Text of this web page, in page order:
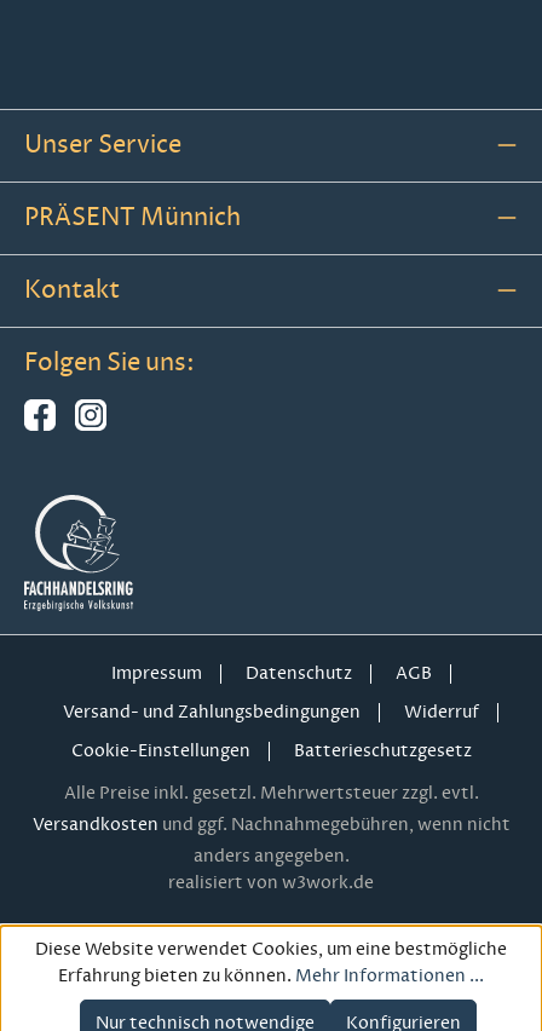
Unser Service
PRÄSENT Münnich
Kontakt
Folgen Sie uns:
Impressum Datenschutz
AGB
Versand- und Zahlungsbedingungen
Widerruf
Cookie-Einstellungen
Batterieschutzgesetz
Alle Preise inkl. gesetzl. Mehrwertsteuer zzgl. evtl.
Versandkosten und ggf. Nachnahmegebühren, wenn nicht
anders angegeben.
realisiert von w3work.de
Diese Website verwendet Cookies, um eine bestmögliche
Erfahrung bieten zu können. Mehr Informationen ...
Nur technisch notwendige Konfigurieren